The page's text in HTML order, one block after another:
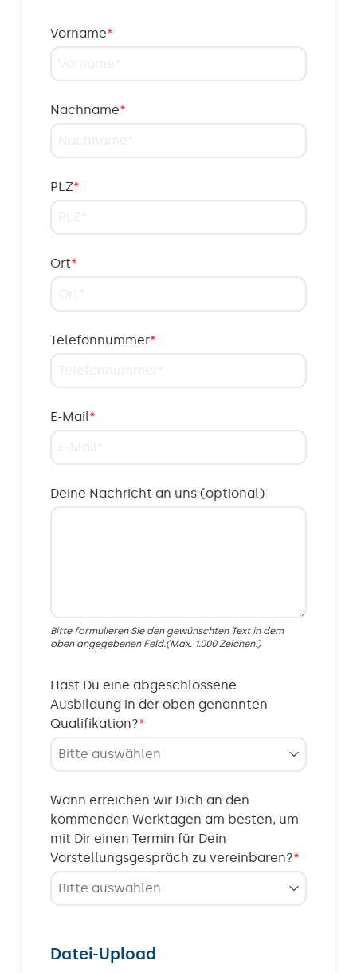
Vorname*
Nachname*
PLZ*
Ort*
Telefonnummer*
E-Mail*
Deine Nachricht an uns (optional)
Bitte formulieren Sie den gewünschten Text in dem
oben angegebenen Feld.(Max. 1.000 Zeichen.)
Hast Du eine abgeschlossene
Ausbildung in der oben genannten
Qualifikation?*
Wann erreichen wir Dich an den
kommenden Werktagen am besten, um
mit Dir einen Termin für Dein
Vorstellungsgespräch zu vereinbaren?*
Datei-Upload